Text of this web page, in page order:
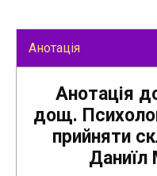
Анотація
Анотація
дощ.
прийняти
Даниїл